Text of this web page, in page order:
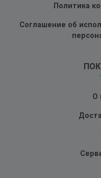
Политика
Соглашение об
О